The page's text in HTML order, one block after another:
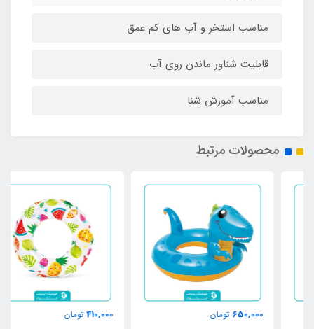
مناسب استخر و آب های کم عمق
قابلیت شناور ماندن روی آب
مناسب آموزش شنا
محصولات مرتبط
650,000 تومان
تومان